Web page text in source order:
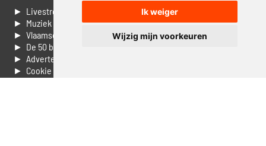
Ik weiger
Wijzig mijn voorkeuren
► Livestream informatie
► Muziek opzoeken
► Vlaamse 100 Aller tijden
► De 50 beste van...
► Adverteren op Jouwradio
► Cookie voorkeuren wijzigen